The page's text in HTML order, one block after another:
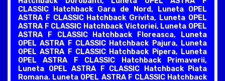
CLASSIC Hatchback Gara de Nord, Luneta OPEL
ASTRA F CLASSIC Hatchback Grivita, Luneta OPEL
ASTRA F CLASSIC Hatchback Victoriei, Luneta OPEL
ASTRA F CLASSIC Hatchback Floreasca, Luneta
OPEL ASTRA F CLASSIC Hatchback Pajura, Luneta
OPEL ASTRA F CLASSIC Hatchback Pipera, Luneta
OPEL ASTRA F CLASSIC Hatchback Primaverii,
Luneta OPEL ASTRA F CLASSIC Hatchback Piata
Romana. Luneta OPEL ASTRA F CLASSIC Hatchback